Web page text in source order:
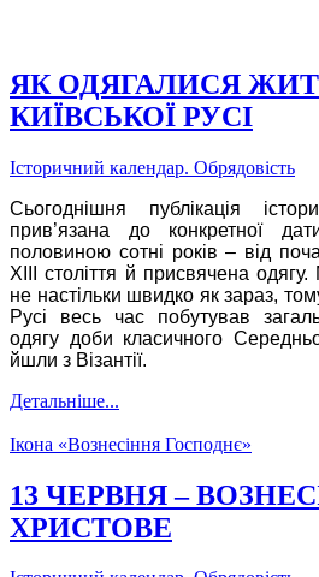
ЯК ОДЯГАЛИСЯ
КИЇВСЬКОЇ РУСІ
Історичний календар. Обрядовість
Сьогоднішня публікація
прив’язана до конкретної
половиною сотні років – від
ХІІІ століття й присвячена
не настільки швидко як зараз,
Русі весь час побутував
одягу доби класичного
йшли з Візантії.
Детальніше...
Ікона «Вознесіння Господнє»
13 ЧЕРВНЯ –
ХРИСТОВЕ